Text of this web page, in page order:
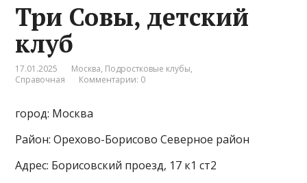
Три Совы, детский
клуб
17.01.2025 Москва, Подростковые клубы,
Справочная
Комментарии: 0
город: Москва
Район: Орехово-Борисово Северное район
Адрес: Борисовский проезд, 17 к1 ст2